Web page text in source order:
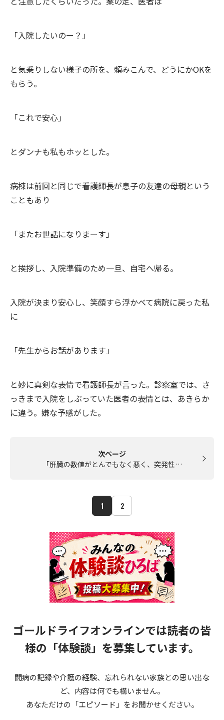
「入院したいのー？」
と気乗りしない様子の所を、頼みこんで、どうにかOKを
もらう。
「これで安心」
とダンナも私もホッとした。
病棟は前回と同じで看護師長が息子の友達の母親という
こともあり
「またお世話になりまーす」
と挨拶し、入院準備のため一旦、自宅へ帰る。
入院が決まり安心し、笑顔すら浮かべて病院に戻った私
に
「先生からお話があります」
と妙に真剣な表情で看護師長が言った。診察室では、さ
っきまで入院をしぶっていた医者の表情とは、あきらか
に違う。嫌な予感がした。
次ページ
「肝臓の数値がとんでもなく悪く、突発性…
1 2
ゴールドライフオンラインでは読者の皆
様の 「体験談」を募集しています。
闘病の記録や介護の経験、忘れられない家族との思い出な
ど、内容は何でも構いません。
あなただけの「エピソード」をお聞かせください。